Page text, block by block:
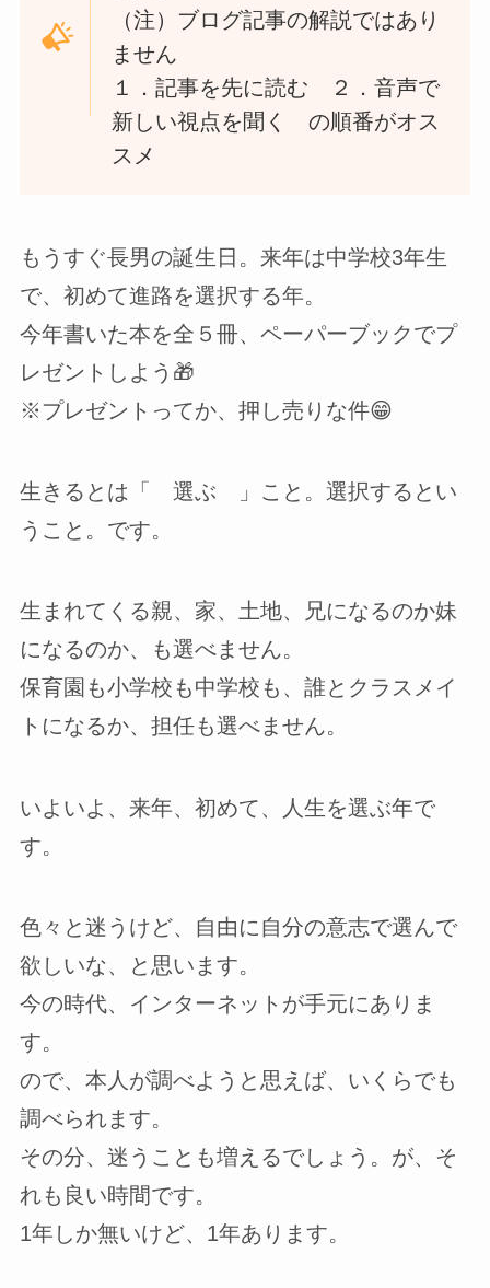
（注）ブログ記事の解説ではあり
ません
１．記事を先に読む ２．音声で
新しい視点を聞く の順番がオス
スメ
もうすぐ長男の誕生日。来年は中学校3年生
で、初めて進路を選択する年。
今年書いた本を全５冊、ペーパーブックでプ
レゼントしよう🎁
※プレゼントってか、押し売りな件😁
生きるとは「 選ぶ 」こと。選択するとい
うこと。です。
生まれてくる親、家、土地、兄になるのか妹
になるのか、も選べません。
保育園も小学校も中学校も、誰とクラスメイ
トになるか、担任も選べません。
いよいよ、来年、初めて、人生を選ぶ年で
す。
色々と迷うけど、自由に自分の意志で選んで
欲しいな、と思います。
今の時代、インターネットが手元にありま
す。
ので、本人が調べようと思えば、いくらでも
調べられます。
その分、迷うことも増えるでしょう。が、そ
れも良い時間です。
1年しか無いけど、1年あります。